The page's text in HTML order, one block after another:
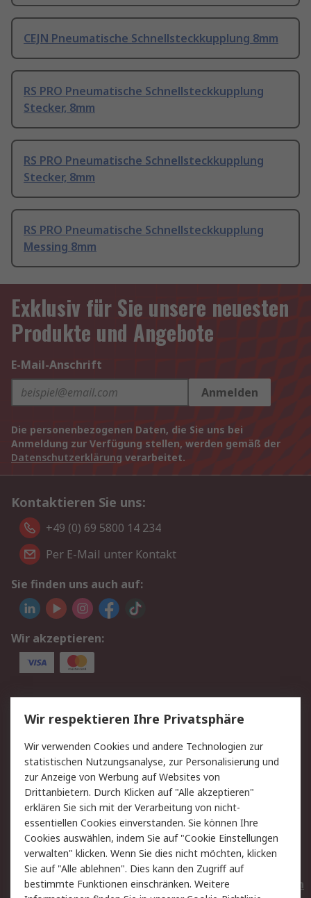
CEJN Pneumatische Schnellsteckkupplung 8mm
RS PRO Pneumatische Schnellsteckkupplung
Stecker, 8mm
RS PRO Pneumatische Schnellsteckkupplung
Stecker, 8mm
RS PRO Pneumatische Schnellsteckkupplung
Messing 8mm
Exklusiv für Sie unsere neuesten
Produkte und Angebote
E-Mail-Anschrift
Anmelden
Die personenbezogenen Daten, die Sie uns bei
Anmeldung zur Verfügung stellen, werden gemäß der
Datenschutzerklärung verarbeitet.
Kontaktieren Sie uns:
+49 (0) 69 5800 14 234
Per E-Mail unter Kontakt
Sie finden uns auch auf:
Wir akzeptieren:
Service
Value Added Services
Lieferlösungen
Rücksendungen
Kontakt
Hilfe
Privatkunden
Rechtliches
AGB
Datenschutz
Cookie-Richtlinie
Zahlungsbedingungen
Copyright/Impressum
Entsorgung
Elektrogeräte/Batterien
Wir respektieren Ihre Privatsphäre
Wir verwenden Cookies und andere Technologien zur
statistischen Nutzungsanalyse, zur Personalisierung und
zur Anzeige von Werbung auf Websites von
Drittanbietern. Durch Klicken auf "Alle akzeptieren"
erklären Sie sich mit der Verarbeitung von nicht-
essentiellen Cookies einverstanden. Sie können Ihre
Cookies auswählen, indem Sie auf "Cookie Einstellungen
verwalten" klicken. Wenn Sie dies nicht möchten, klicken
Sie auf "Alle ablehnen". Dies kann den Zugriff auf
bestimmte Funktionen einschränken. Weitere